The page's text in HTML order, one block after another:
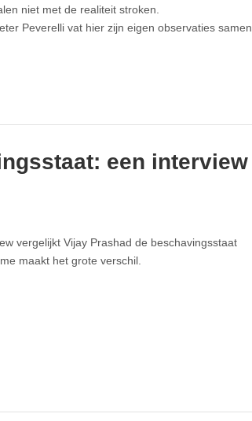
niet met de realiteit stroken.
Peverelli vat hier zijn eigen observaties samen.
een interview
vergelijkt Vijay Prashad de beschavingsstaat
maakt het grote verschil.